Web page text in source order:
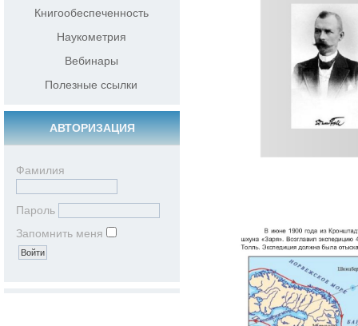
Книгообеспеченность
Наукометрия
Вебинары
Полезные ссылки
АВТОРИЗАЦИЯ
Фамилия
Пароль
Запомнить меня